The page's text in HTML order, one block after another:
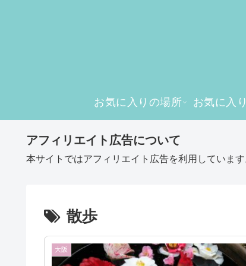
お気に入りの場所 お気に入
アフィリエイト広告について
本サイトではアフィリエイト広告を利用しています
散歩
大阪